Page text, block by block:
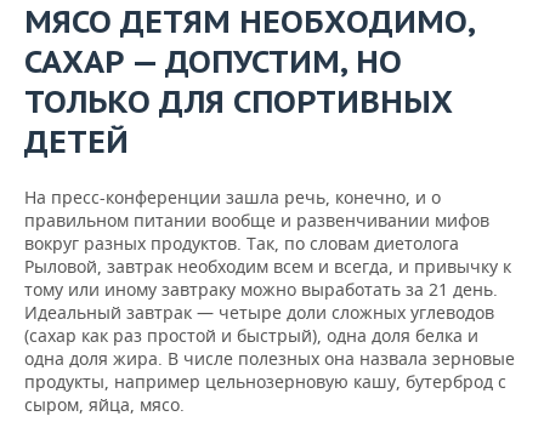
МЯСО ДЕТЯМ НЕОБХОДИМО,
САХАР — ДОПУСТИМ, НО
ТОЛЬКО ДЛЯ СПОРТИВНЫХ
ДЕТЕЙ
На пресс-конференции зашла речь, конечно, и о
правильном питании вообще и развенчивании мифов
вокруг разных продуктов. Так, по словам диетолога
Рыловой, завтрак необходим всем и всегда, и привычку к
тому или иному завтраку можно выработать за 21 день.
Идеальный завтрак — четыре доли сложных углеводов
(сахар как раз простой и быстрый), одна доля белка и
одна доля жира. В числе полезных она назвала зерновые
продукты, например цельнозерновую кашу, бутерброд с
сыром, яйца, мясо.